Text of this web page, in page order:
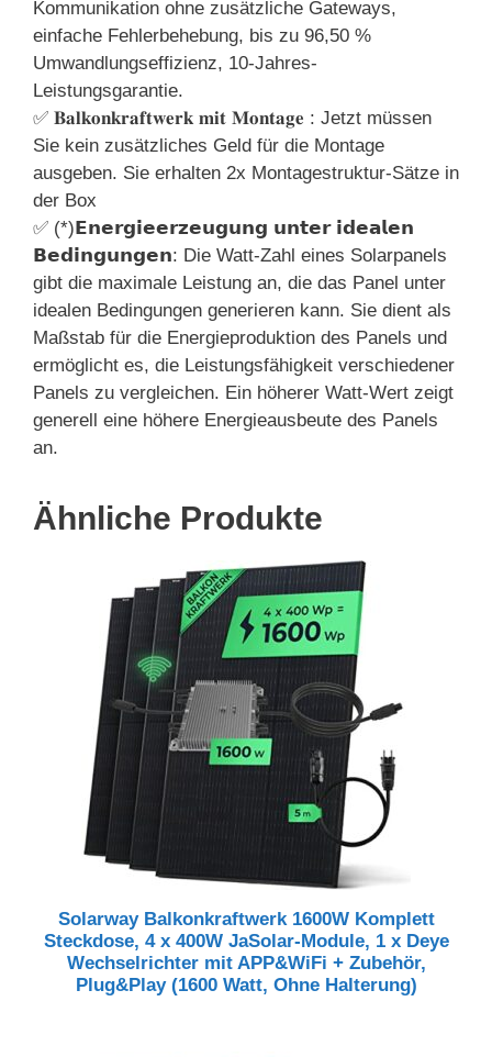
Kommunikation ohne zusätzliche Gateways,
einfache Fehlerbehebung, bis zu 96,50 %
Umwandlungseffizienz, 10-Jahres-
Leistungsgarantie.
✅ 𝐁𝐚𝐥𝐤𝐨𝐧𝐤𝐫𝐚𝐟𝐭𝐰𝐞𝐫𝐤 𝐦𝐢𝐭 𝐌𝐨𝐧𝐭𝐚𝐠𝐞 : Jetzt müssen
Sie kein zusätzliches Geld für die Montage
ausgeben. Sie erhalten 2x Montagestruktur-Sätze in
der Box
✅ (*)𝗘𝗻𝗲𝗿𝗴𝗶𝗲𝗲𝗿𝘇𝗲𝘂𝗴𝘂𝗻𝗴 𝘂𝗻𝘁𝗲𝗿 𝗶𝗱𝗲𝗮𝗹𝗲𝗻
𝗕𝗲𝗱𝗶𝗻𝗴𝘂𝗻𝗴𝗲𝗻: Die Watt-Zahl eines Solarpanels
gibt die maximale Leistung an, die das Panel unter
idealen Bedingungen generieren kann. Sie dient als
Maßstab für die Energieproduktion des Panels und
ermöglicht es, die Leistungsfähigkeit verschiedener
Panels zu vergleichen. Ein höherer Watt-Wert zeigt
generell eine höhere Energieausbeute des Panels
an.
Ähnliche Produkte
Solarway Balkonkraftwerk 1600W Komplett
Steckdose, 4 x 400W JaSolar-Module, 1 x Deye
Wechselrichter mit APP&WiFi + Zubehör,
Plug&Play (1600 Watt, Ohne Halterung)